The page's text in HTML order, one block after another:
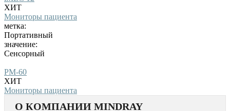
ХИТ
Мониторы пациента
метка:
Портативный
значение:
Сенсорный
PM-60
ХИТ
Мониторы пациента
О КОМПАНИИ MINDRAY